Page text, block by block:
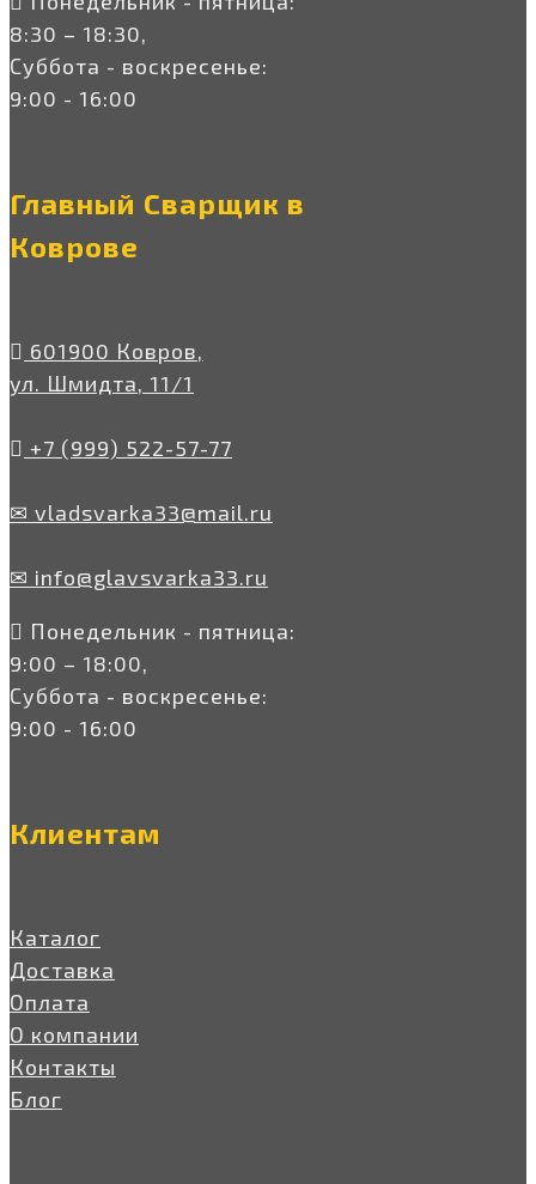
8:30 – 18:30,
Суббота - воскресенье:
9:00 - 16:00
Главный Сварщик в
Коврове
601900 Ковров,
ул. Шмидта, 11/1
+7 (999) 522-57-77
✉ vladsvarka33@mail.ru
✉ info@glavsvarka33.ru
Понедельник - пятница:
9:00 – 18:00,
Суббота - воскресенье:
9:00 - 16:00
Клиентам
Каталог
Доставка
Оплата
О компании
Контакты
Блог